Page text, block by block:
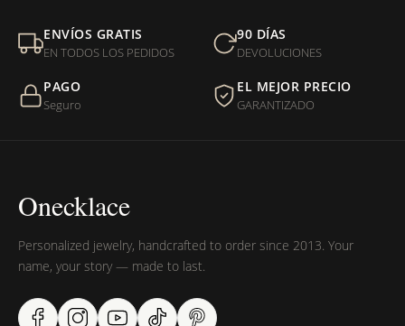
ENVÍOS GRATIS
EN TODOS LOS PEDIDOS
90 DÍAS
DEVOLUCIONES
PAGO
Seguro
EL MEJOR PRECIO
GARANTIZADO
Onecklace
Personalized jewelry, handcrafted to order since 2013. Your
name, your story — made to last.